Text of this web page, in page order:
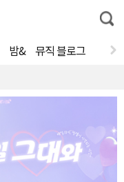
통
합
밤& 뮤직 블로그